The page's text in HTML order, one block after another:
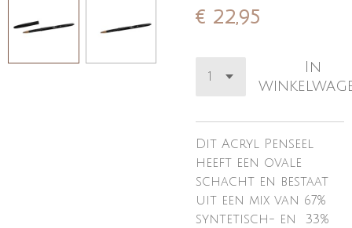
€ 22,95
In
Dit Acryl Penseel
heeft een ovale
schacht en bestaat
uit een mix van 67%
syntetisch- en 33%